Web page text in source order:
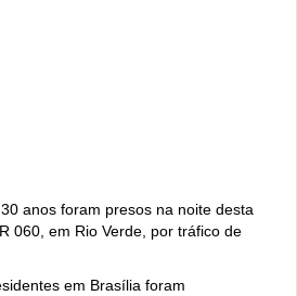
anos foram presos na noite desta
060, em Rio Verde, por tráfico de
em Brasília foram